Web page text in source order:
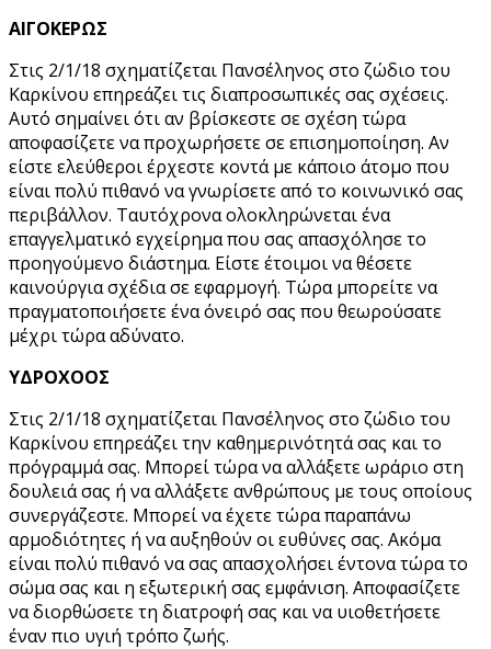
ΑΙΓΟΚΕΡΩΣ
Στις 2/1/18 σχηματίζεται Πανσέληνος στο ζώδιο του
Καρκίνου επηρεάζει τις διαπροσωπικές σας σχέσεις.
Αυτό σημαίνει ότι αν βρίσκεστε σε σχέση τώρα
αποφασίζετε να προχωρήσετε σε επισημοποίηση. Αν
είστε ελεύθεροι έρχεστε κοντά με κάποιο άτομο που
είναι πολύ πιθανό να γνωρίσετε από το κοινωνικό σας
περιβάλλον. Ταυτόχρονα ολοκληρώνεται ένα
επαγγελματικό εγχείρημα που σας απασχόλησε το
προηγούμενο διάστημα. Είστε έτοιμοι να θέσετε
καινούργια σχέδια σε εφαρμογή. Τώρα μπορείτε να
πραγματοποιήσετε ένα όνειρό σας που θεωρούσατε
μέχρι τώρα αδύνατο.
ΥΔΡΟΧΟΟΣ
Στις 2/1/18 σχηματίζεται Πανσέληνος στο ζώδιο του
Καρκίνου επηρεάζει την καθημερινότητά σας και το
πρόγραμμά σας. Μπορεί τώρα να αλλάξετε ωράριο στη
δουλειά σας ή να αλλάξετε ανθρώπους με τους οποίους
συνεργάζεστε. Μπορεί να έχετε τώρα παραπάνω
αρμοδιότητες ή να αυξηθούν οι ευθύνες σας. Ακόμα
είναι πολύ πιθανό να σας απασχολήσει έντονα τώρα το
σώμα σας και η εξωτερική σας εμφάνιση. Αποφασίζετε
να διορθώσετε τη διατροφή σας και να υιοθετήσετε
έναν πιο υγιή τρόπο ζωής.